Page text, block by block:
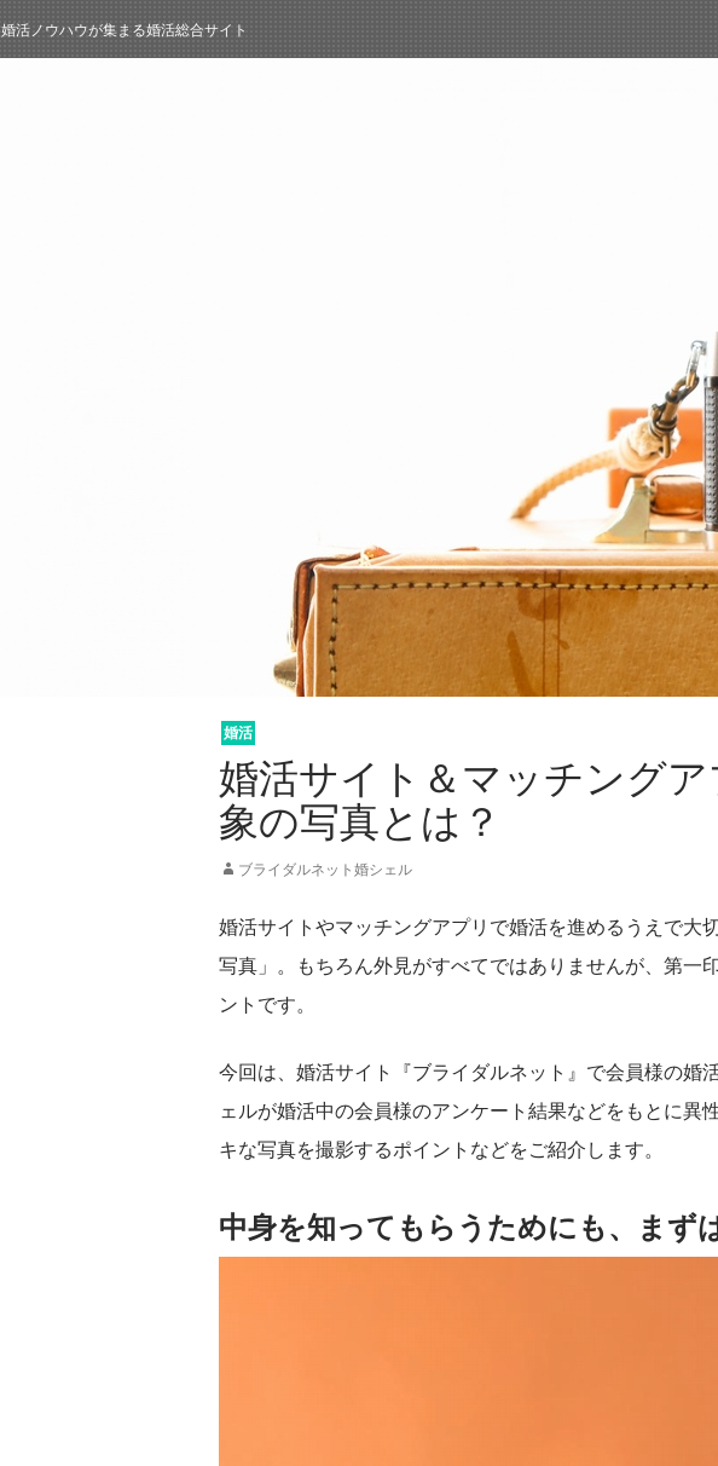
婚活ノウハウが集まる婚活総合サイト
婚活
婚活サイト＆マッチング
象の写真とは？
ブライダルネット婚シェル
婚活サイトやマッチングアプリで婚活を進めるうえで大
写真」。もちろん外見がすべてではありませんが、第一
ントです。
今回は、婚活サイト『ブライダルネット』で会員様の婚
ェルが婚活中の会員様のアンケート結果などをもとに異
キな写真を撮影するポイントなどをご紹介します。
中身を知ってもらうためにも、まず